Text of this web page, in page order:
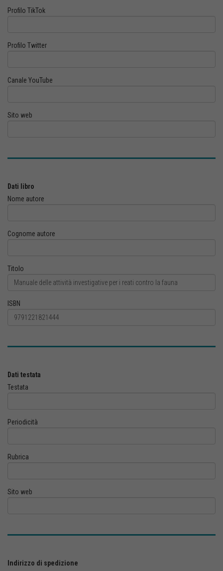
Profilo TikTok
Profilo Twitter
Canale YouTube
Sito web
Dati libro
Nome autore
Cognome autore
Titolo
ISBN
Dati testata
Testata
Periodicità
Rubrica
Sito web
Indirizzo di spedizione